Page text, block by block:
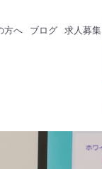
方へ ブログ 求人募集
歯科衛生士募集